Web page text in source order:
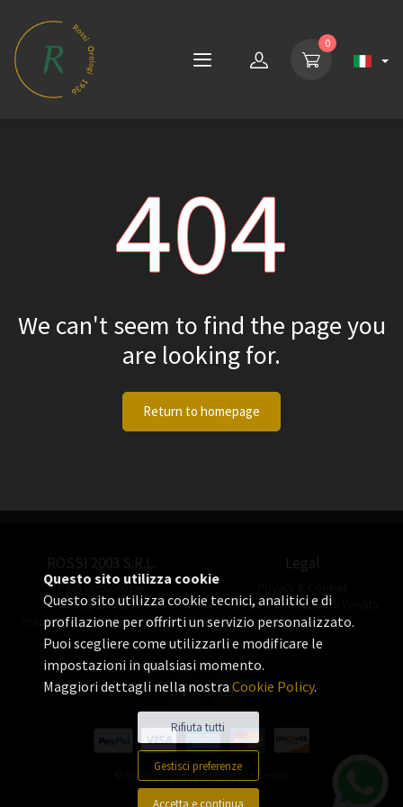
0
404
We can't seem to find the page you
are looking for.
Return to homepage
ROSSI 2003 S.R.L.
P.IVA 06655560156
+39 02 3360 8378
manuel.rossi@rossiorologi.com
Legal
Termini e Condizioni di Vendita
© All rights reserved. Made by
Questo sito utilizza cookie
Questo sito utilizza cookie tecnici, analitici e di
profilazione per offrirti un servizio personalizzato.
Puoi scegliere come utilizzarli e modificare le
impostazioni in qualsiasi momento.
Maggiori dettagli nella nostraCookie Policy.
Rifiuta tutti
Gestisci preferenze